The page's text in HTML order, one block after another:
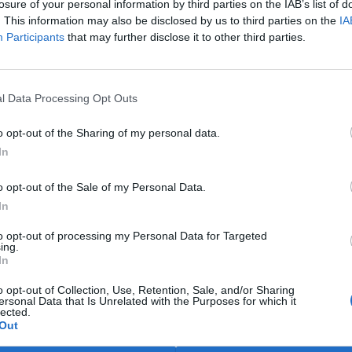
of your personal information by third parties on the IAB’s list of
This information may also be disclosed by us to third parties on the
Participants that may further disclose it to other third parties.
Data Processing Opt Outs
opt-out of the Sharing of my personal data.
opt-out of the Sale of my Personal Data.
opt-out of processing my Personal Data for Targeted
opt-out of Collection, Use, Retention, Sale, and/or Sharing
Data that Is Unrelated with the Purposes for which it
tocích k zachycení gradientů podmínek prostředí.
na analýze environmentální DNA (eDNA). Ze
zjišťovat přítomnost ryb i jejich parazitů. Současně
parametry vody a na vybraných lokalitách instalují
metod, parazitologie a analýzy
dosud nejucelenější obraz o fungování horských
získaných dat budeme vytvářet také teplotní
reagovat na různé scénáře rostoucí teploty,“